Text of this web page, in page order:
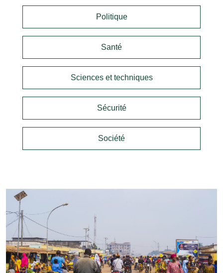
Politique
Santé
Sciences et techniques
Sécurité
Société